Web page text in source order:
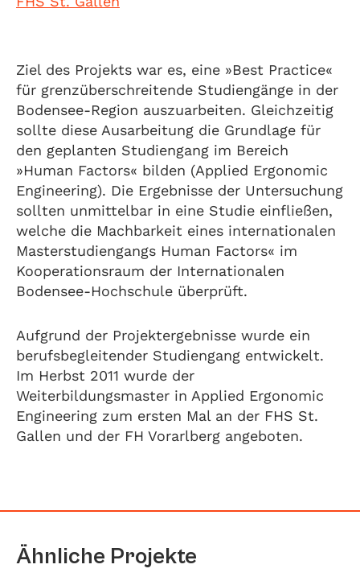
Ziel des Projekts war es, eine »Best Practice«
für grenzüberschreitende Studiengänge in der
Bodensee-Region auszuarbeiten. Gleichzeitig
sollte diese Ausarbeitung die Grundlage für
den geplanten Studiengang im Bereich
»Human Factors« bilden (Applied Ergonomic
Engineering). Die Ergebnisse der Untersuchung
sollten unmittelbar in eine Studie einfließen,
welche die Machbarkeit eines internationalen
Masterstudiengangs Human Factors« im
Kooperationsraum der Internationalen
Bodensee-Hochschule überprüft.
Aufgrund der Projektergebnisse wurde ein
berufsbegleitender Studiengang entwickelt.
Im Herbst 2011 wurde der
Weiterbildungsmaster in Applied Ergonomic
Engineering zum ersten Mal an der FHS St.
Gallen und der FH Vorarlberg angeboten.
Ähnliche Projekte